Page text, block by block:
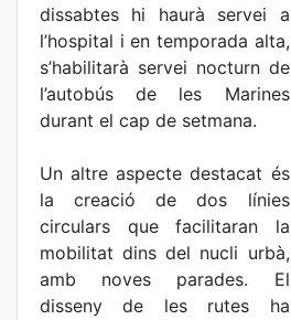
dissabtes hi haurà servei a
l’hospital i en temporada alta,
s’habilitarà servei nocturn de
l’autobús de les Marines
durant el cap de setmana.
Un altre aspecte destacat és
la creació de dos línies
circulars que facilitaran la
mobilitat dins del nucli urbà,
amb noves parades. El
disseny de les rutes ha